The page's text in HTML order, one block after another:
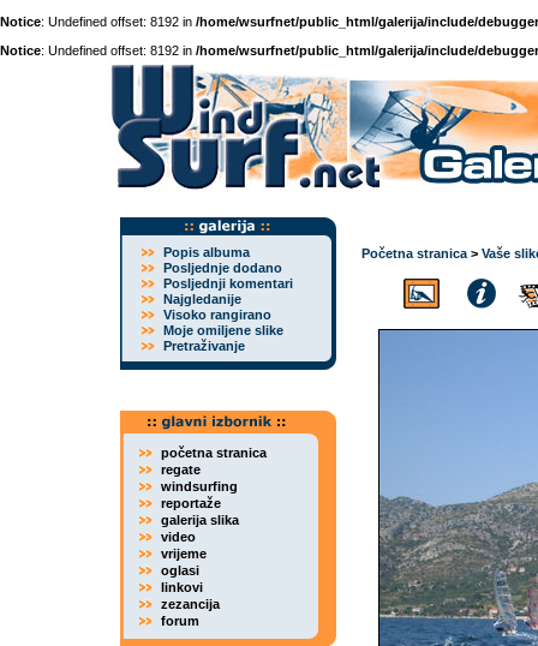
Notice: Undefined offset: 8192 in /home/wsurfnet/public_html/galerija/include/
Notice: Undefined offset: 8192 in /home/wsurfnet/public_html/galerija/include/
Popis albuma
Posljednje dodano
Posljednji komentari
Najgledanije
Visoko rangirano
Moje omiljene slike
Pretraživanje
početna stranica
regate
windsurfing
reportaže
galerija slika
video
vrijeme
oglasi
linkovi
zezancija
forum
Početna stranica > Vaše